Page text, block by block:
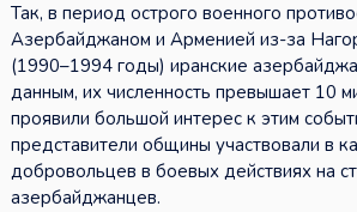
Так, в период острого военного
Азербайджаном и Арменией из-за
(1990–1994 годы) иранские
данным, их численность превышает 10
проявили большой интерес к этим
представители общины участвовали в
добровольцев в боевых действиях на
азербайджанцев.